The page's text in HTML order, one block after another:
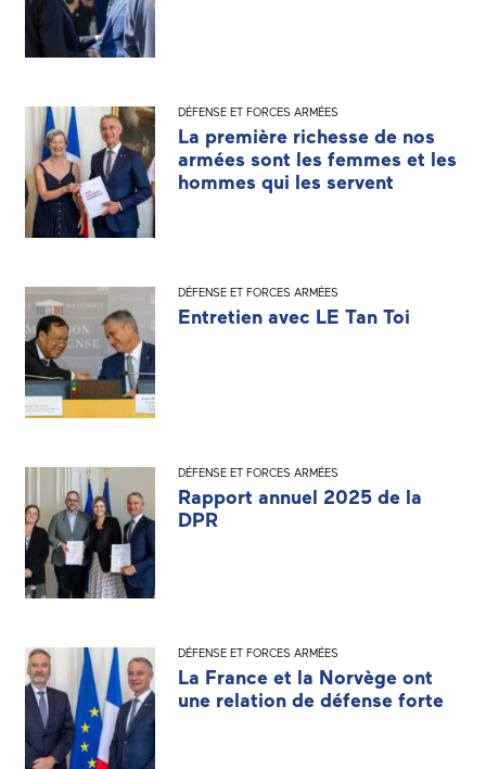
DÉFENSE ET FORCES ARMÉES
La première richesse de nos
armées sont les femmes et les
hommes qui les servent
DÉFENSE ET FORCES ARMÉES
Entretien avec LE Tan Toi
DÉFENSE ET FORCES ARMÉES
Rapport annuel 2025 de la
DPR
DÉFENSE ET FORCES ARMÉES
La France et la Norvège ont
une relation de défense forte